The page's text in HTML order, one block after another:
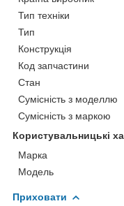
Тип техніки
Тип
Конструкція
Код запчастини
Стан
Сумісність з моделлю
Сумісність з маркою
Користувальницькі
Марка
Модель
Приховати